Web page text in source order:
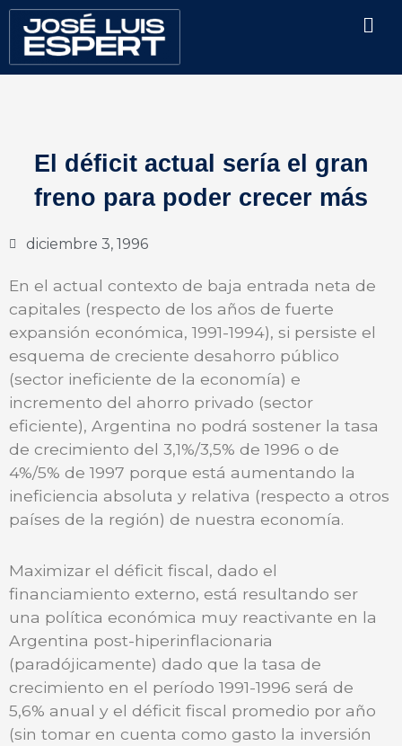
Ir
contenido
El déficit actual sería el gran
freno para poder crecer más
diciembre 3, 1996
En el actual contexto de baja entrada neta de
capitales (respecto de los años de fuerte
expansión económica, 1991-1994), si persiste el
esquema de creciente desahorro público
(sector ineficiente de la economía) e
incremento del ahorro privado (sector
eficiente), Argentina no podrá sostener la tasa
de crecimiento del 3,1%/3,5% de 1996 o de
4%/5% de 1997 porque está aumentando la
ineficiencia absoluta y relativa (respecto a otros
países de la región) de nuestra economía.
Maximizar el déficit fiscal, dado el
financiamiento externo, está resultando ser
una política económica muy reactivante en la
Argentina post-hiperinflacionaria
(paradójicamente) dado que la tasa de
crecimiento en el período 1991-1996 será de
5,6% anual y el déficit fiscal promedio por año
(sin tomar en cuenta como gasto la inversión